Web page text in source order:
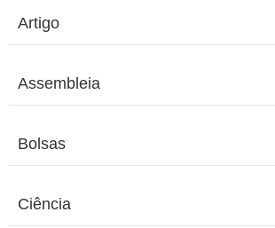
Artigo
Assembleia
Bolsas
Ciência